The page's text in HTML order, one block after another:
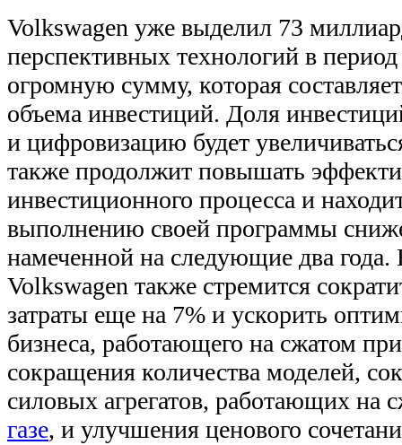
Volkswagen уже выделил 73
перспективных технологий в
огромную сумму, которая
объема инвестиций. Доля
и цифровизацию будет
также продолжит повышать
инвестиционного процесса и
выполнению своей программы
намеченной на следующие два
Volkswagen также стремится
затраты еще на 7% и ускорить
бизнеса, работающего на сжатом
сокращения количества моделей,
силовых агрегатов, работающих на
газе, и улучшения ценового